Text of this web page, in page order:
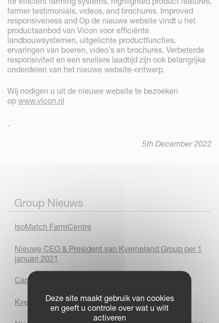
farmer testimonials, videos, and brochures. Improved
responsiveness and Op de nieuwe website vindt u het
productaanbod van Vicon voor efficiënte
landbouwsystemen, uitgelichte productfuncties,
ervaringen van boeren, video's en brochures. Verbeterde
responsiviteit en een snellere laadtijd zijn ook belangrijke
onderdelen van het nieuwe website-ontwerp.
Wij nodigen u uit de nieuwe website te bezoeken
op www.vicon.nl
5th December 2022
Group Nieuws
IsoMatch FarmCentre
Nieuwe CEO & President van Kverneland Group per 1
januari 2021
Carrièremogelijkheden!
Kverneland Group Metz
Deze site maakt gebruik van cookies
en geeft u controle over wat u wilt
activeren